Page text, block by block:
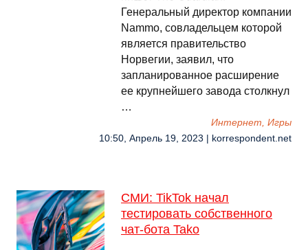
Генеральный директор компании
Nammo, совладельцем которой
является правительство
Норвегии, заявил, что
запланированное расширение
ее крупнейшего завода столкнул
…
Интернет, Игры
10:50, Апрель 19, 2023 | korrespondent.net
СМИ: TikTok начал
тестировать собственного
чат-бота Tako